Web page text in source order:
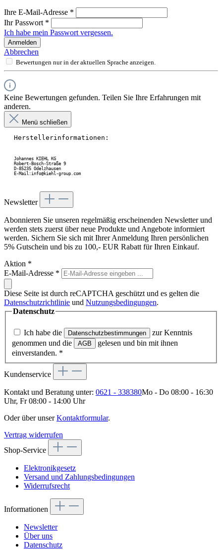
Ihre E-Mail-Adresse *
Ihr Passwort *
Ich habe mein Passwort vergessen.
Anmelden
Abbrechen
Bewertungen nur in der aktuellen Sprache anzeigen.
Keine Bewertungen gefunden. Teilen Sie Ihre Erfahrungen mit
anderen.
Menü schließen
Herstellerinformationen:
Johannes KIEHL KG
Robert-Bosch-Straße 9
D-85235 Odelzhausen
E-Mail:info@kiehl-group.com
Newsletter
Abonnieren Sie unseren regelmäßig erscheinenden Newsletter und
werden stets zuerst über neue Produkte und Angebote informiert
werden. Sichern Sie sich mit Ihrer Anmeldung Ihren persönlichen
5% Gutschein und bis zu 100,- EUR Rabatt für Ihren Einkauf.
Aktion *
E-Mail-Adresse *
Diese Seite ist durch reCAPTCHA geschützt und es gelten die
Datenschutzrichtlinie und Nutzungsbedingungen.
Datenschutz
Ich habe die Datenschutzbestimmungen
zur Kenntnis
genommen und die
AGB
gelesen und bin mit ihnen
einverstanden. *
Kundenservice
Kontakt und Beratung unter: 0621 - 338380Mo - Do 08:00 - 16:30
Uhr, Fr 08:00 - 14:00 Uhr
Oder über unserKontaktformular.
Vertrag widerrufen
Shop-Service
Elektronikgesetz
Versand und Zahlungsbedingungen
Widerrufsrecht
Informationen
Newsletter
Über uns
Datenschutz